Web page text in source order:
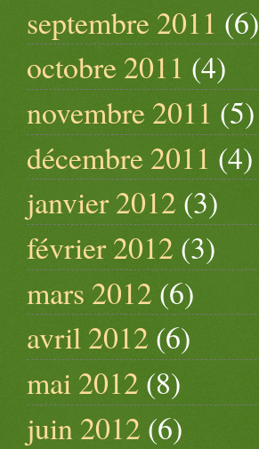
septembre 2011 (6)
octobre 2011 (4)
novembre 2011 (5)
décembre 2011 (4)
janvier 2012 (3)
février 2012 (3)
mars 2012 (6)
avril 2012 (6)
mai 2012 (8)
juin 2012 (6)